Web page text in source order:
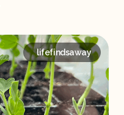
lifefindsaway